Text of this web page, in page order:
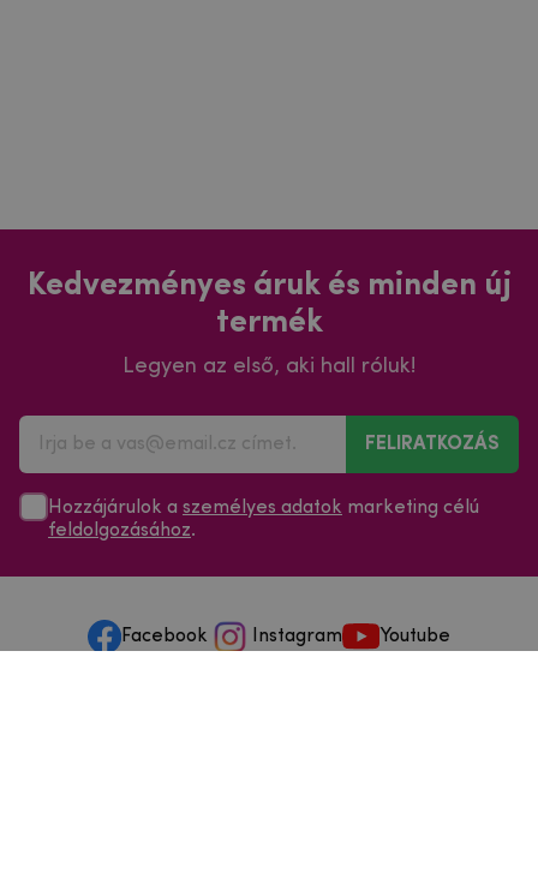
Kedvezményes áruk és minden új
termék
Legyen az első, aki hall róluk!
FELIRATKOZÁS
Hozzájárulok a személyes adatok marketing célú
feldolgozásához.
Facebook Instagram Youtube